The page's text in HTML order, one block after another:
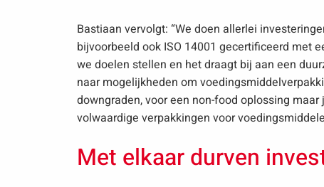
Bastiaan vervolgt: “We doen allerlei
bijvoorbeeld ook ISO 14001 gecertificeerd met
we doelen stellen en het draagt bij aan een
naar mogelijkheden om
downgraden, voor een non-food oplossing
volwaardige verpakkingen voor
Met elkaar durven